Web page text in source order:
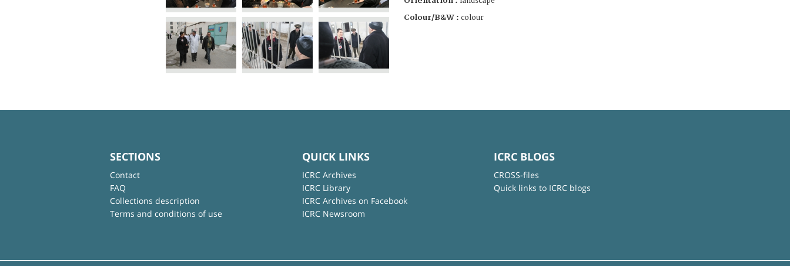
Colour/B&W : colour
SECTIONS
Contact
FAQ
Collections description
Terms and conditions of use
QUICK LINKS
ICRC Archives
ICRC Library
ICRC Archives on Facebook
ICRC Newsroom
ICRC BLOGS
CROSS-files
Quick links to ICRC blogs